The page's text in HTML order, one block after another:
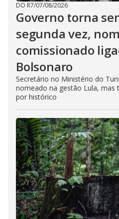
DO R7/07/08/2026
Governo torna
segunda vez,
comissionado
Bolsonaro
Secretário no Ministério do
nomeado na gestão Lula, mas
por histórico